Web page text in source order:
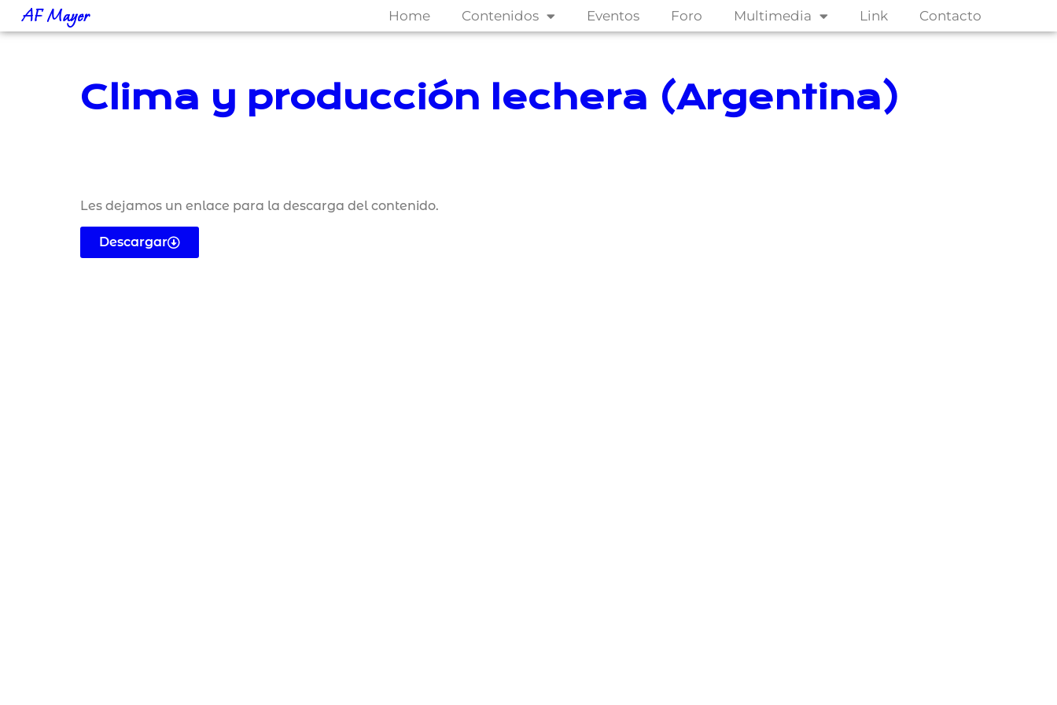
AF Mayer Home Contenidos Eventos Foro Multimedia Link Contacto
Clima y producción lechera (Argentina)
Les dejamos un enlace para la descarga del contenido.
Descargar